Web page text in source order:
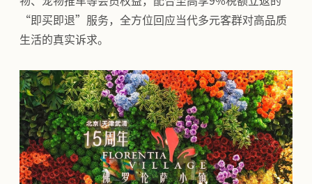
“即买即退”服务，全方位回应当代多元客群对高品质
生活的真实诉求。